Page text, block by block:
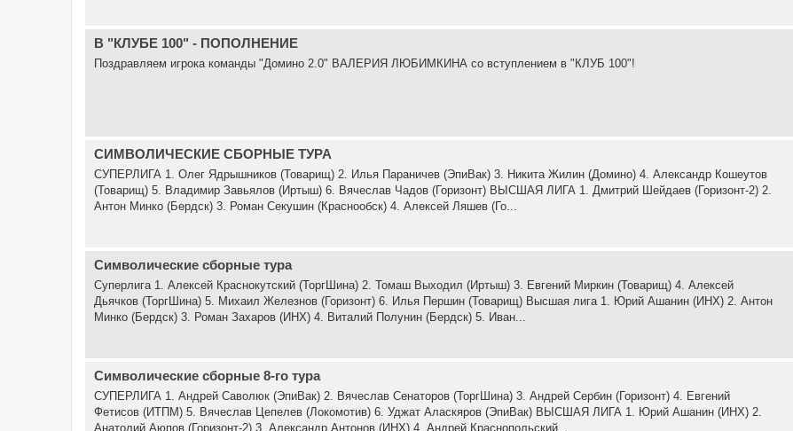
В "КЛУБЕ 100" - ПОПОЛНЕНИЕ
Поздравляем игрока команды "Домино 2.0" ВАЛЕРИЯ ЛЮБИМКИНА со вступлением в "КЛУБ 100"!
СИМВОЛИЧЕСКИЕ СБОРНЫЕ ТУРА
СУПЕРЛИГА 1. Олег Ядрышников (Товарищ) 2. Илья Параничев (ЭпиВак) 3. Никита Жилин (Домино) 4. Александр Кошеутов
(Товарищ) 5. Владимир Завьялов (Иртыш) 6. Вячеслав Чадов (Горизонт) ВЫСШАЯ ЛИГА 1. Дмитрий Шейдаев (Горизонт-2) 2.
Антон Минко (Бердск) 3. Роман Секушин (Краснообск) 4. Алексей Ляшев (Го...
Символические сборные тура
Суперлига 1. Алексей Краснокутский (ТоргШина) 2. Томаш Выходил (Иртыш) 3. Евгений Миркин (Товарищ) 4. Алексей
Дьячков (ТоргШина) 5. Михаил Железнов (Горизонт) 6. Илья Першин (Товарищ) Высшая лига 1. Юрий Ашанин (ИНХ) 2. Антон
Минко (Бердск) 3. Роман Захаров (ИНХ) 4. Виталий Полунин (Бердск) 5. Иван...
Символические сборные 8-го тура
СУПЕРЛИГА 1. Андрей Саволюк (ЭпиВак) 2. Вячеслав Сенаторов (ТоргШина) 3. Андрей Сербин (Горизонт) 4. Евгений
Фетисов (ИТПМ) 5. Вячеслав Цепелев (Локомотив) 6. Уджат Аласкяров (ЭпиВак) ВЫСШАЯ ЛИГА 1. Юрий Ашанин (ИНХ) 2.
Анатолий Аюпов (Горизонт-2) 3. Александр Антонов (ИНХ) 4. Андрей Краснопольский...